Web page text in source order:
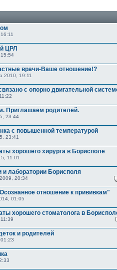
ЦРЛ
15:54
врачи-Ваше отношение!?
2010, 19:11
с опорно двигательной
Приглашаем родителей.
23:44
с повышенной температурой
23:41
хорошего хирурга в Борисполе
11:01
лаборатории Борисполя
20:34
отношение к прививкам"
01:05
хорошего стоматолога в
и родителей
01:23